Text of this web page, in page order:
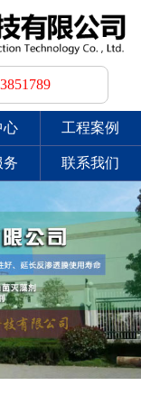
心 工程案例
务 联系我们